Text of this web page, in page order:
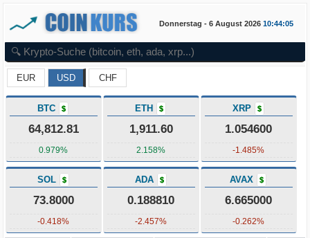
Donnerstag - 6 August 2026 10:44:05
EUR USD CHF
BTC $
64,812.81
0.979%
ETH $
1,911.60
2.158%
XRP $
1.054600
-1.485%
SOL $
73.8000
-0.418%
ADA $
0.188810
-2.457%
AVAX $
6.665000
-0.262%